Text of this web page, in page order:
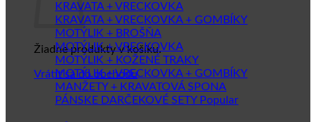
Žiadne produkty v košíku.
Vrátiť sa do obchodu
KRAVATA + VRECKOVKA
KRAVATA + VRECKOVKA + GOMBÍKY
MOTÝLIK + BROŠŇA
MOTÝLIK + VRECKOVKA
MOTÝLIK + KOŽENÉ TRAKY
MOTÝLIK + VRECKOVKA + GOMBÍKY
MANŽETY + KRAVATOVÁ SPONA
PÁNSKE DARČEKOVÉ SETY